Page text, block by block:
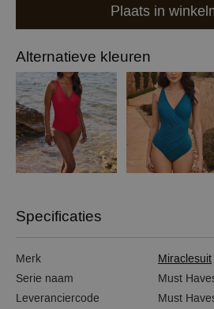
Plaats in
Alternatieve kleuren
Specificaties
Merk
Miraclesuit
Serie naam
Must
Leveranciercode
Must